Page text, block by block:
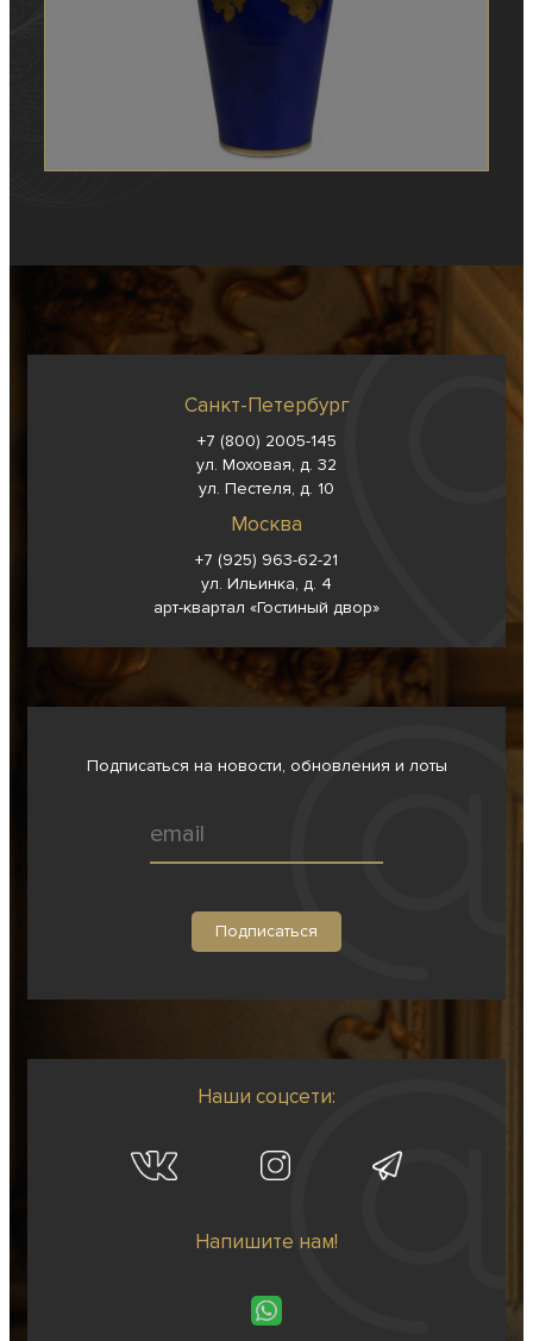
Санкт-Петербург
+7 (800) 2005-145
ул. Моховая, д. 32
ул. Пестеля, д. 10
Москва
+7 (925) 963-62-21
ул. Ильинка, д. 4
арт-квартал «Гостиный двор»
Подписаться на новости, обновления и лоты
Наши соцсети:
Напишите нам!